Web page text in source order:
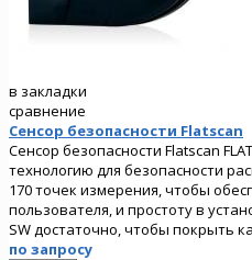
в закладки
сравнение
Сенсор безопасности Flatscan
Сенсор безопасности Flatscan
технологию для безопасности
170 точек измерения, чтобы
пользователя, и простоту в
SW достаточно, чтобы покрыть
по запросу